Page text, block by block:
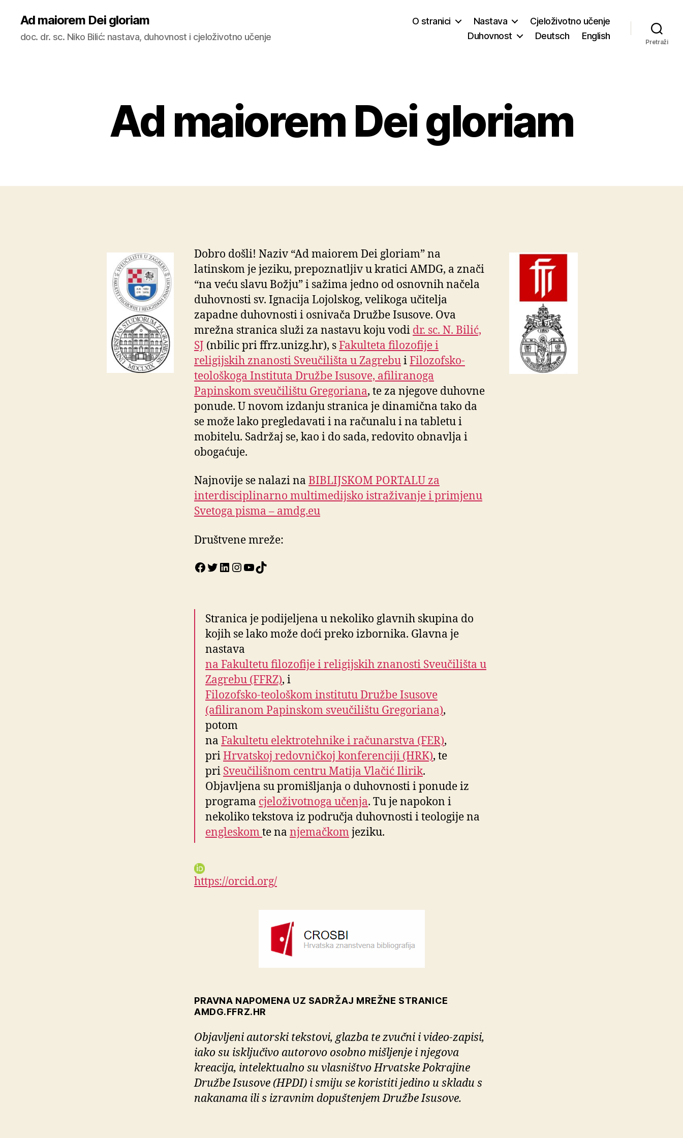
Ad maiorem Dei gloriam
doc. dr. sc. Niko Bilić: nastava, duhovnost i cjeloživotno učenje
O stranici Nastava
Cjeloživotno učenje
Duhovnost
Deutsch English
Pretraži
Ad maiorem Dei gloriam
Dobro došli! Naziv “Ad maiorem Dei gloriam” na
latinskom je jeziku, prepoznatljiv u kratici AMDG, a znači
“na veću slavu Božju” i sažima jedno od osnovnih načela
duhovnosti sv. Ignacija Lojolskog, velikoga učitelja
zapadne duhovnosti i osnivača Družbe Isusove. Ova
mrežna stranica služi za nastavu koju vodi dr. sc. N. Bilić,
SJ (nbilic pri ffrz.unizg.hr), sFakulteta filozofije i
religijskih znanosti Sveučilišta u ZagrebuiFilozofsko-
teološkoga Instituta Družbe Isusove, afiliranoga
Papinskom sveučilištu Gregoriana, te za njegove duhovne
ponude. U novomizdanju stranica je dinamična tako da
se može lako pregledavati i na računalu i na tabletu i
mobitelu. Sadržaj se, kao i do sada, redovito obnavlja i
obogaćuje.
Najnovije se nalazi na BIBLIJSKOM PORTALU za
interdisciplinarno multimedijsko istraživanje i primjenu
Svetoga pisma – amdg.eu
Društvene mreže:
Facebook
Twitter
LinkedIn
Instagram
YouTube
TikTok
Stranica je podijeljena u nekoliko glavnih skupina do
kojih se lako može doći preko izbornika. Glavna je
nastava
na Fakultetu filozofije i religijskih znanosti Sveučilišta u
Zagrebu (FFRZ), i
Filozofsko-teološkom institutu Družbe Isusove
(afiliranom Papinskom sveučilištu Gregoriana),
potom
na Fakultetu elektrotehnike i računarstva (FER),
priHrvatskoj redovničkoj konferenciji (HRK), te
pri Sveučilišnom centru Matija Vlačić Ilirik.
Objavljena su promišljanja o duhovnosti i ponude iz
programa cjeloživotnoga učenja. Tu je napokon i
nekoliko tekstova iz područja duhovnosti i teologije na
engleskomte na njemačkomjeziku.
https://orcid.org/
PRAVNA NAPOMENA UZ SADRŽAJ MREŽNE STRANICE
AMDG.FFRZ.HR
Objavljeni autorski tekstovi, glazba te zvučni i video-zapisi,
iako su isključivo autorovo osobno mišljenje i njegova
kreacija, intelektualno su vlasništvo Hrvatske Pokrajine
Družbe Isusove (HPDI) i smiju se koristiti jedino u skladu s
nakanama ili s izravnim dopuštenjem Družbe Isusove.